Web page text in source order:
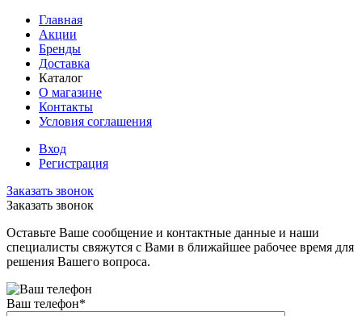
Главная
Акции
Бренды
Доставка
Каталог
О магазине
Контакты
Условия соглашения
Вход
Регистрация
Заказать звонок
Заказать звонок
Оставьте Ваше сообщение и контактные данные и наши
специалисты свяжутся с Вами в ближайшее рабочее время для
решения Вашего вопроса.
Ваш телефон*